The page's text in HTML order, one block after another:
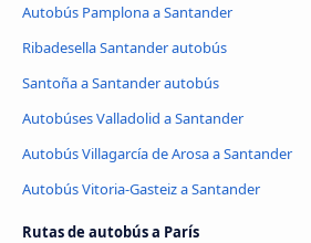
Autobús Pamplona a Santander
Ribadesella Santander autobús
Santoña a Santander autobús
Autobúses Valladolid a Santander
Autobús Villagarcía de Arosa a Santander
Autobús Vitoria-Gasteiz a Santander
Rutas de autobús a París